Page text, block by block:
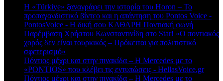
Η «Türkiye» ξαναγράφει την ιστορία του Horon – Το
προπαγανδιστικό βίντεο και η απάντηση του Pontos Voice -
PontosVoice - H δική σου ΚΑΘΑΡΗ Ποντιακή φωνή
Παρέμβαση Χρήστου Κωνσταντινίδη στο Star! «Ο ποντιακός
χορός δεν είναι τουρκικός – Πρόκειται για πολιτιστικό
σφετερισμό»
Πόντιος μέχρι και στην πινακίδα – Η Mercedes με το
«PONTIOS» που κλέβει τις εντυπώσεις - HellasVoice.grστο
Πόντιος μέχρι και στην πινακίδα – Η Mercedes με το